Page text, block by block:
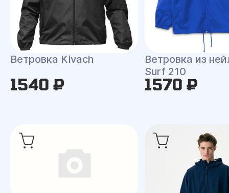
Ветровка Kivach
1540 ₽
Ветровка из
Surf 210
1570 ₽